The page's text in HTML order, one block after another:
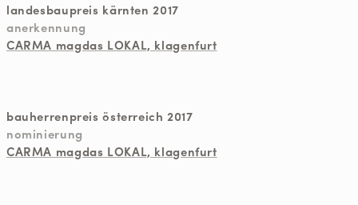
landesbaupreis kärnten 2017
anerkennung
CARMA magdas LOKAL, klagenfurt
bauherrenpreis österreich 2017
nominierung
CARMA magdas LOKAL, klagenfurt